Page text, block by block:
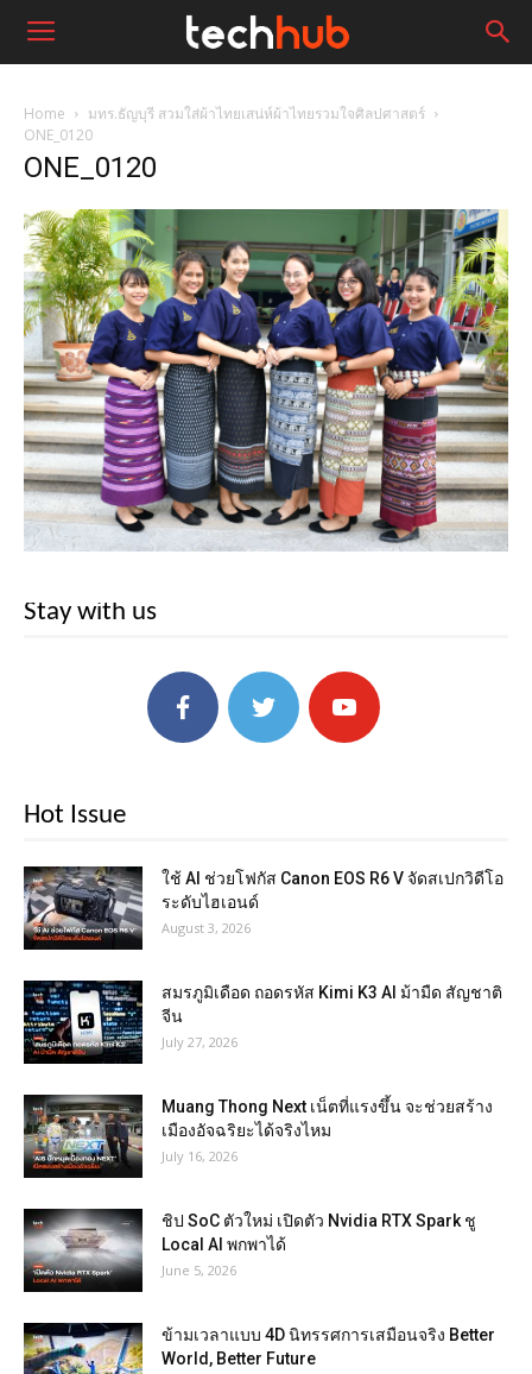
Home
มทร.ธัญบุรี สวมใส่ผ้าไทยเสน่ห์ผ้าไทยรวมใจศิลปศาสตร์
ONE_0120
ONE_0120
Stay with us
Hot Issue
ใช้ AI ช่วยโฟกัส Canon EOS R6 V จัดสเปกวิดีโอ
ระดับไฮเอนด์
August 3, 2026
สมรภูมิเดือด ถอดรหัส Kimi K3 AI ม้ามืด สัญชาติ
จีน
July 27, 2026
Muang Thong Next เน็ตที่แรงขึ้น จะช่วยสร้าง
เมืองอัจฉริยะได้จริงไหม
July 16, 2026
ชิป SoC ตัวใหม่ เปิดตัว Nvidia RTX Spark ชู
Local AI พกพาได้
June 5, 2026
ข้ามเวลาแบบ 4D นิทรรศการเสมือนจริง Better
World, Better Future